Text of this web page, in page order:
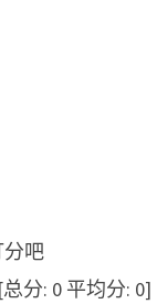
吧
[总分: 0 平均分: 0]